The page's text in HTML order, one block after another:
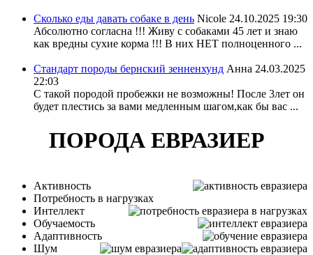
Сколько еды давать собаке в день Nicole 24.10.2025 19:30
Абсолютно согласна !!! Живу с собаками 45 лет и знаю
как вредны сухие корма !!! В них НЕТ полноценного ...
Стандарт породы бернский зенненхунд Анна 24.03.2025
22:03
С такой породой пробежки не возможны! После 3лет он
будет плестись за вами медленным шагом,как бы вас ...
ПОРОДА ЕВРАЗИЕР
Активность
Потребность в нагрузках
Интеллект
Обучаемость
Адаптивность
Шум